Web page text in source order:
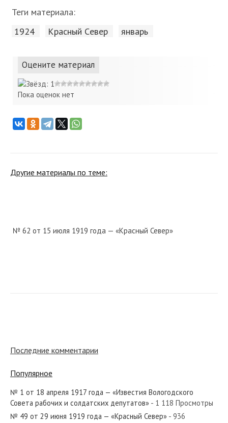
Теги материала:
1924 Красный Cевер январь
Оцените материал
Пока оценок нет
Другие материалы по теме:
№ 62 от 15 июля 1919 года — «Красный Север»
№ 103 от мая 1978 года — «Красный Север»
Последние комментарии
Популярное
№ 1 от 18 апреля 1917 года — «Известия Вологодского
Совета рабочих и солдатских депутатов» - 1 118 Просмотры
№ 49 от 29 июня 1919 года — «Красный Север» - 936